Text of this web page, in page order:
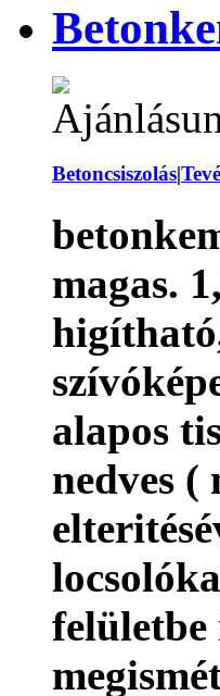
Betoncsiszolás|
magas.
alapos
nedves